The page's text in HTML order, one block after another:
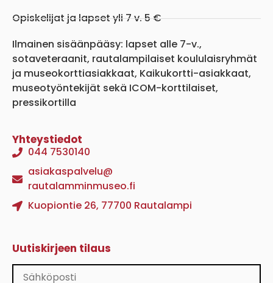
Opiskelijat ja lapset yli 7 v. 5 €
Ilmainen sisäänpääsy: lapset alle 7-v.,
sotaveteraanit, rautalampilaiset koululaisryhmät
ja museokorttiasiakkaat, Kaikukortti-asiakkaat,
museotyöntekijät sekä ICOM-korttilaiset,
pressikortilla
Yhteystiedot
044 7530140
asiakaspalvelu@
rautalamminmuseo.fi
Kuopiontie 26, 77700 Rautalampi
Uutiskirjeen tilaus